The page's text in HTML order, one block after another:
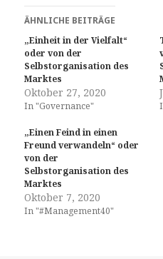
ÄHNLICHE BEITRÄGE
„Einheit in der Vielfalt“
oder von der
Selbstorganisation des
Marktes
Oktober 27, 2020
In "Governance"
„Einen Feind in einen
Freund verwandeln“ oder
von der
Selbstorganisation des
Marktes
Oktober 7, 2020
In "#Management40"